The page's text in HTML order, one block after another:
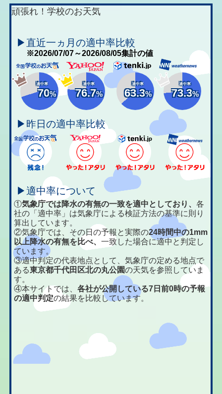
頑張れ！学校のお天気
▶直近一ヵ月の適中率比較
※2026/07/07～2026/08/05集計の値
適中率
70%
適中率
76.7%
適中率
63.3%
適中率
73.3%
▶昨日の適中率比較
▶適中率について
①気象庁では降水の有無の一致を適中としており、各
社の「適中率」は気象庁による検証方法の基準に則り
算出しています。
②気象庁では、その日の予報と実際の24時間中の1mm
以上降水の有無を比べ、一致した場合に適中と判定し
ています。
③適中判定の代表地点として、気象庁の定める地点で
ある東京都千代田区北の丸公園の天気を参照していま
す。
④本サイトでは、各社が公開している7日前0時の予報
の適中判定の結果を比較しています。